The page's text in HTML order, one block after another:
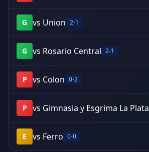
G vs Union 2-1
G vs Rosario Central 2-1
P vs Colon 0-2
P vs Gimnasia y Esgrima La Plata
E vs Ferro 0-0